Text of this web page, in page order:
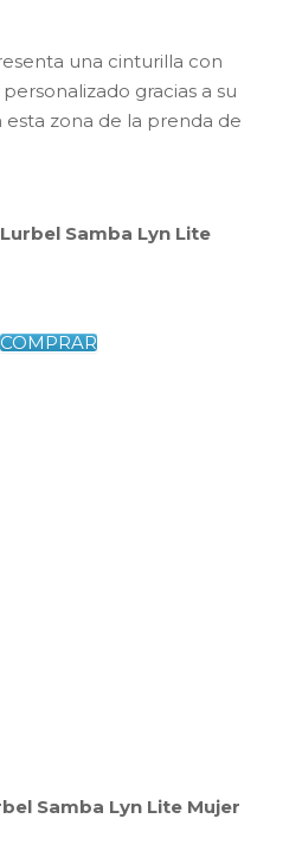
una cinturilla con
gracias a su
esta zona de la prenda de
Samba Lyn Lite
COMPRAR
Samba Lyn Lite Mujer